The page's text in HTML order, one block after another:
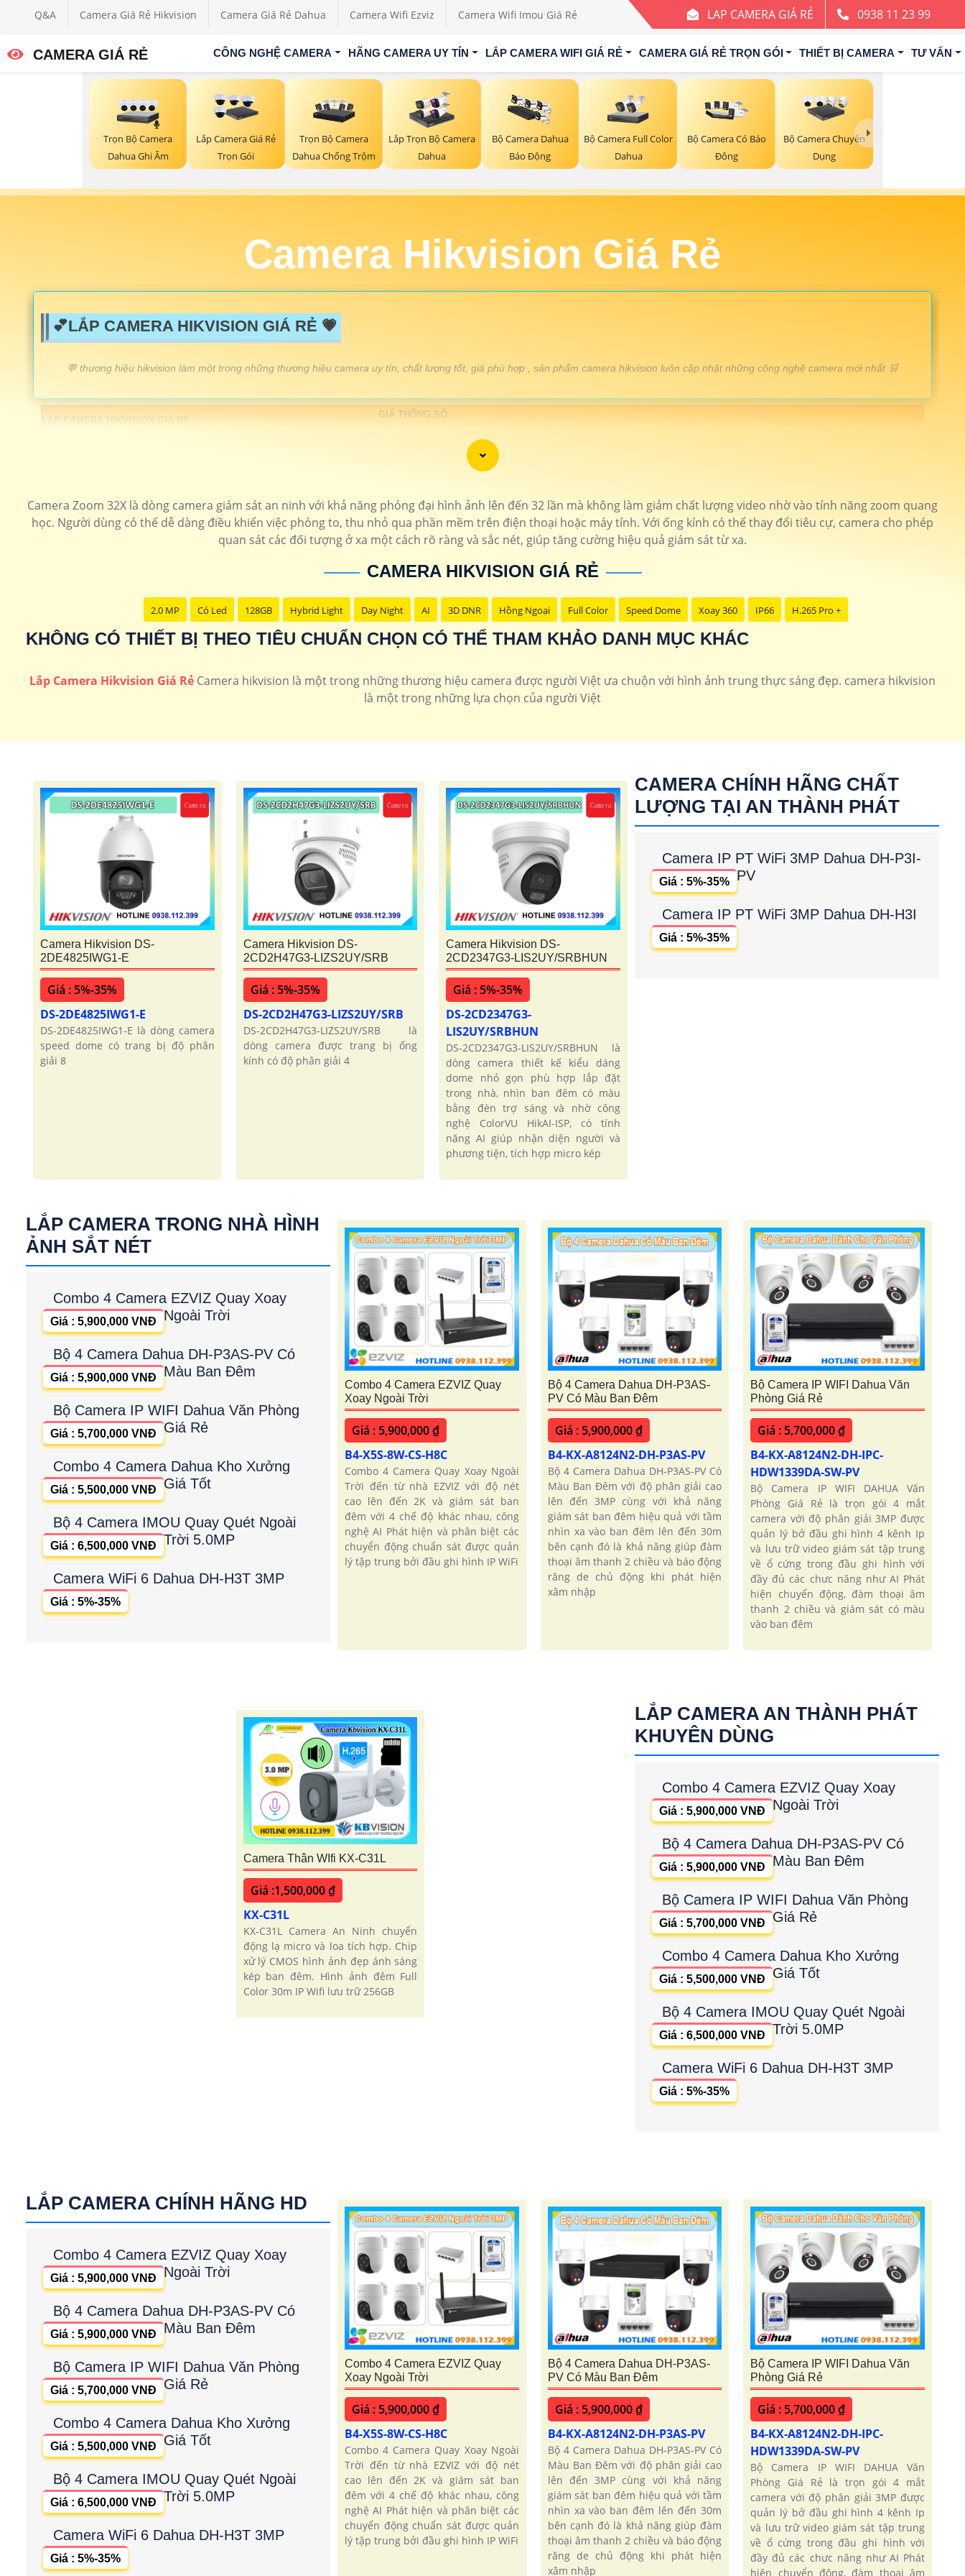
Q&A Camera Giá Rẻ Hikvision Camera Giá Rẻ Dahua Camera Wifi Ezviz Camera Wifi Imou Giá Rẻ LAP CAMERA GIÁ RẺ 0938 11 23 99
CAMERA GIÁ RẺ CÔNG NGHỆ CAMERA HÃNG CAMERA UY TÍN LẮP CAMERA WIFI GIÁ RẺ CAMERA GIÁ RẺ TRỌN GÓI THIẾT BỊ CAMERA TƯ VẤN
Trọn Bộ Camera
Dahua Ghi Âm
Lắp Camera Giá Rẻ
Trọn Gói
Trọn Bộ Camera
Dahua Chống Trộm
Lắp Trọn Bộ Camera
Dahua
Bộ Camera Dahua
Báo Động
Bộ Camera Full Color
Dahua
Bộ Camera Có Báo
Đông
Bộ Camera Chuyên
Dụng
Camera Hikvision Giá Rẻ
💕LẮP CAMERA HIKVISION GIÁ RẺ 💗
️💬 thương hiệu hikvision làm một trong những thương hiệu camera uy tín, chất lượng tốt, giá phù hợp , sản phẩm camera hikvision luôn cập nhật những công nghệ camera mới nhất 🛒
LẮP CAMERA HIKVISION GIÁ RẺ
GIÁ THÔNG SỐ
160.000 VNĐCamera xoay 360 zoom xa chống mưa nắng Độ phân giải FULL HD
150.000 VNĐ
🔈 Camera Hikvision Có Màu Ban Đêm
🔷 110.000 VNĐ camera có màu ban đêm chất lượng cao DS-2CE70DF3T-MF
🏅 Camera Camera up trần Hikvision
🔖 150.000 VNĐĐộ phân giải full hd 1080P Up trần tinh tếDS-2CD2543G2-IWS
Lựa chọn lắp camera hikvision chất lượng theo chức năng
Đầu Ghi Hikvision
Camera Zoom 32X là dòng camera giám sát an ninh với khả năng phóng đại hình ảnh lên đến 32 lần mà không làm giảm chất lượng video nhờ vào tính năng zoom quang
học. Người dùng có thể dễ dàng điều khiển việc phóng to, thu nhỏ qua phần mềm trên điện thoại hoặc máy tính. Với ống kính có thể thay đổi tiêu cự, camera cho phép
quan sát các đối tượng ở xa một cách rõ ràng và sắc nét, giúp tăng cường hiệu quả giám sát từ xa.
CAMERA HIKVISION GIÁ RẺ
2.0 MP Có Led 128GB Hybrid Light Day Night AI 3D DNR Hồng Ngoại Full Color Speed Dome Xoay 360 IP66 H.265 Pro +
KHÔNG CÓ THIẾT BỊ THEO TIÊU CHUẨN CHỌN CÓ THỂ THAM KHẢO DANH MỤC KHÁC
Lắp Camera Hikvision Giá Rẻ Camera hikvision là một trong những thương hiệu camera được người Việt ưa chuộn với hình ảnh trung thực sáng đẹp. camera hikvision
là một trong những lựa chọn của người Việt
Camera Hikvision DS-
2DE4825IWG1-E
Giá : 5%-35%
DS-2DE4825IWG1-E
DS-2DE4825IWG1-E là dòng camera
speed dome có trang bị độ phân
giải 8
Camera Hikvision DS-
2CD2H47G3-LIZS2UY/SRB
Giá : 5%-35%
DS-2CD2H47G3-LIZS2UY/SRB
DS-2CD2H47G3-LIZS2UY/SRB là
dòng camera được trang bị ống
kính có độ phân giải 4
Camera Hikvision DS-
2CD2347G3-LIS2UY/SRBHUN
Giá : 5%-35%
DS-2CD2347G3-
LIS2UY/SRBHUN
DS-2CD2347G3-LIS2UY/SRBHUN là
dòng camera thiết kế kiểu dáng
dome nhỏ gọn phù hợp lắp đặt
trong nhà, nhìn ban đêm có màu
bằng đèn trợ sáng và nhờ công
nghệ ColorVU HikAI-ISP, có tính
năng AI giúp nhận diện người và
phương tiện, tích hợp micro kép
CAMERA CHÍNH HÃNG CHẤT
LƯỢNG TẠI AN THÀNH PHÁT
Camera IP PT WiFi 3MP Dahua DH-P3I-
PV
Giá : 5%-35%
Camera IP PT WiFi 3MP Dahua DH-H3I
Giá : 5%-35%
LẮP CAMERA TRONG NHÀ HÌNH
ẢNH SẮT NÉT
Combo 4 Camera EZVIZ Quay Xoay
Ngoài Trời
Giá : 5,900,000 VNĐ
Bộ 4 Camera Dahua DH-P3AS-PV Có
Màu Ban Đêm
Giá : 5,900,000 VNĐ
Bộ Camera IP WIFI Dahua Văn Phòng
Giá Rẻ
Giá : 5,700,000 VNĐ
Combo 4 Camera Dahua Kho Xưởng
Giá Tốt
Giá : 5,500,000 VNĐ
Bộ 4 Camera IMOU Quay Quét Ngoài
Trời 5.0MP
Giá : 6,500,000 VNĐ
Camera WiFi 6 Dahua DH-H3T 3MP
Giá : 5%-35%
Combo 4 Camera EZVIZ Quay
Xoay Ngoài Trời
Giá : 5,900,000 ₫
B4-X5S-8W-CS-H8C
Combo 4 Camera Quay Xoay Ngoài
Trời đến từ nhà EZVIZ với độ nét
cao lên đến 2K và giám sát ban
đêm với 4 chế độ khác nhau, công
nghệ AI Phát hiện và phân biệt các
chuyển động chuẩn sát được quản
lý tập trung bởi đầu ghi hình IP WiFi
Bộ 4 Camera Dahua DH-P3AS-
PV Có Màu Ban Đêm
Giá : 5,900,000 ₫
B4-KX-A8124N2-DH-P3AS-PV
Bộ 4 Camera Dahua DH-P3AS-PV Có
Màu Ban Đêm với độ phân giải cao
lên đến 3MP cùng với khả năng
giám sát ban đêm hiệu quả với tầm
nhìn xa vào ban đêm lên đến 30m
bên cạnh đó là khả năng giúp đàm
thoại âm thanh 2 chiều và báo động
răng de chủ động khi phát hiện
xâm nhập
Bộ Camera IP WIFI Dahua Văn
Phòng Giá Rẻ
Giá : 5,700,000 ₫
B4-KX-A8124N2-DH-IPC-
HDW1339DA-SW-PV
Bộ Camera IP WIFI DAHUA Văn
Phòng Giá Rẻ là trọn gói 4 mắt
camera với độ phân giải 3MP được
quản lý bở đầu ghi hình 4 kênh Ip
và lưu trữ video giám sát tập trung
về ổ cứng trong đầu ghi hình với
đầy đủ các chưc năng như AI Phát
hiện chuyển động, đàm thoại âm
thanh 2 chiều và giám sát có màu
vào ban đêm
Camera Thân WIfi KX-C31L
Giá :1,500,000 ₫
KX-C31L
KX-C31L Camera An Ninh chuyển
động lạ micro và loa tích hợp. Chip
xử lý CMOS hình ảnh đẹp ánh sáng
kép ban đêm. Hình ảnh đêm Full
Color 30m IP Wifi lưu trữ 256GB
LẮP CAMERA AN THÀNH PHÁT
KHUYÊN DÙNG
Combo 4 Camera EZVIZ Quay Xoay
Ngoài Trời
Giá : 5,900,000 VNĐ
Bộ 4 Camera Dahua DH-P3AS-PV Có
Màu Ban Đêm
Giá : 5,900,000 VNĐ
Bộ Camera IP WIFI Dahua Văn Phòng
Giá Rẻ
Giá : 5,700,000 VNĐ
Combo 4 Camera Dahua Kho Xưởng
Giá Tốt
Giá : 5,500,000 VNĐ
Bộ 4 Camera IMOU Quay Quét Ngoài
Trời 5.0MP
Giá : 6,500,000 VNĐ
Camera WiFi 6 Dahua DH-H3T 3MP
Giá : 5%-35%
LẮP CAMERA CHÍNH HÃNG HD
Combo 4 Camera EZVIZ Quay Xoay
Ngoài Trời
Giá : 5,900,000 VNĐ
Bộ 4 Camera Dahua DH-P3AS-PV Có
Màu Ban Đêm
Giá : 5,900,000 VNĐ
Bộ Camera IP WIFI Dahua Văn Phòng
Giá Rẻ
Giá : 5,700,000 VNĐ
Combo 4 Camera Dahua Kho Xưởng
Giá Tốt
Giá : 5,500,000 VNĐ
Bộ 4 Camera IMOU Quay Quét Ngoài
Trời 5.0MP
Giá : 6,500,000 VNĐ
Camera WiFi 6 Dahua DH-H3T 3MP
Giá : 5%-35%
Combo 4 Camera EZVIZ Quay
Xoay Ngoài Trời
Giá : 5,900,000 ₫
B4-X5S-8W-CS-H8C
Combo 4 Camera Quay Xoay Ngoài
Trời đến từ nhà EZVIZ với độ nét
cao lên đến 2K và giám sát ban
đêm với 4 chế độ khác nhau, công
nghệ AI Phát hiện và phân biệt các
chuyển động chuẩn sát được quản
lý tập trung bởi đầu ghi hình IP WiFi
Bộ 4 Camera Dahua DH-P3AS-
PV Có Màu Ban Đêm
Giá : 5,900,000 ₫
B4-KX-A8124N2-DH-P3AS-PV
Bộ 4 Camera Dahua DH-P3AS-PV Có
Màu Ban Đêm với độ phân giải cao
lên đến 3MP cùng với khả năng
giám sát ban đêm hiệu quả với tầm
nhìn xa vào ban đêm lên đến 30m
bên cạnh đó là khả năng giúp đàm
thoại âm thanh 2 chiều và báo động
răng de chủ động khi phát hiện
xâm nhập
Bộ Camera IP WIFI Dahua Văn
Phòng Giá Rẻ
Giá : 5,700,000 ₫
B4-KX-A8124N2-DH-IPC-
HDW1339DA-SW-PV
Bộ Camera IP WIFI DAHUA Văn
Phòng Giá Rẻ là trọn gói 4 mắt
camera với độ phân giải 3MP được
quản lý bở đầu ghi hình 4 kênh Ip
và lưu trữ video giám sát tập trung
về ổ cứng trong đầu ghi hình với
đầy đủ các chưc năng như AI Phát
hiện chuyển động, đàm thoại âm